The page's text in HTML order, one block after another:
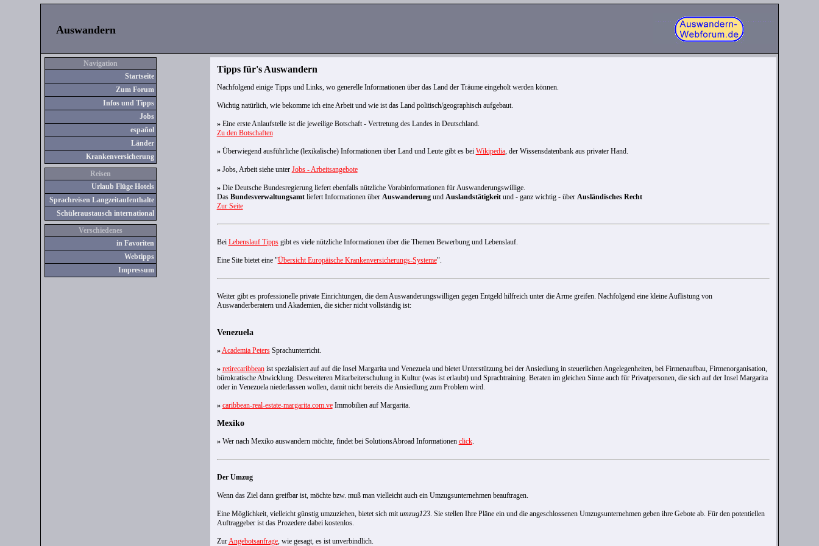
Auswandern
Tipps für's Auswandern
Nachfolgend einige Tipps und Links, wo generelle Informationen über das Land der Träume eingeholt werden können.
Wichtig natürlich, wie bekomme ich eine Arbeit und wie ist das Land politisch/geographisch aufgebaut.
»Eine erste Anlaufstelle ist die jeweilige Botschaft - Vertretung des Landes in Deutschland.
Zu den Botschaften
»Überwiegend ausführliche (lexikalische) Informationen über Land und Leute gibt es bei Wikipedia, der Wissensdatenbank aus privater Hand.
»Jobs, Arbeit siehe unter Jobs - Arbeitsangebote
»Die Deutsche Bundesregierung liefert ebenfalls nützliche Vorabinformationen für Auswanderungswillige.
Das Bundesverwaltungsamtliefert Informationen über Auswanderungund Auslandstätigkeitund - ganz wichtig - über Ausländisches Recht
Zur Seite
Bei Lebenslauf Tippsgibt es viele nützliche Informationen über die Themen Bewerbung und Lebenslauf.
Eine Site bietet eine "Übersicht Europäische Krankenversicherungs-Systeme".
Weiter gibt es professionelle private Einrichtungen, die dem Auswanderungswilligen gegen Entgeld hilfreich unter die Arme greifen. Nachfolgend eine kleine Auflistung von
Auswanderberatern und Akademien, die sicher nicht vollständig ist:
Venezuela
»Academia PetersSprachunterricht.
» retirecaribbeanist spezialisiert auf auf die Insel Margarita und Venezuela und bietet Unterstützung bei der Ansiedlung in steuerlichen Angelegenheiten, bei Firmenaufbau, Firmenorganisation,
bürokratische Abwicklung. Desweiteren Mitarbeiterschulung in Kultur (was ist erlaubt) und Sprachtraining. Beraten im gleichen Sinne auch für Privatpersonen, die sich auf der Insel Margarita
oder in Venezuela niederlassen wollen, damit nicht bereits die Ansiedlung zum Problem wird.
» caribbean-real-estate-margarita.com.veImmobilien auf Margarita.
Mexiko
»Wer nach Mexiko auswandern möchte, findet bei SolutionsAbroad Informationen click.
Der Umzug
Wenn das Ziel dann greifbar ist, möchte bzw. muß man vielleicht auch ein Umzugsunternehmen beauftragen.
Eine Möglichkeit, vielleicht günstig umzuziehen, bietet sich mitumzug123. Sie stellen Ihre Pläne ein und die angeschlossenen Umzugsunternehmen geben ihre Gebote ab. Für den potentiellen
Auftraggeber ist das Prozedere dabei kostenlos.
ZurAngebotsanfrage, wie gesagt, es ist unverbindlich.
Navigation
Startseite
Zum Forum
Infos und Tipps
Jobs
español
Länder
Krankenversicherung
Reisen
Urlaub Flüge Hotels
Sprachreisen Langzeitaufenthalte
Schüleraustausch international
Verschiedenes
in Favoriten
Webtipps
Impressum